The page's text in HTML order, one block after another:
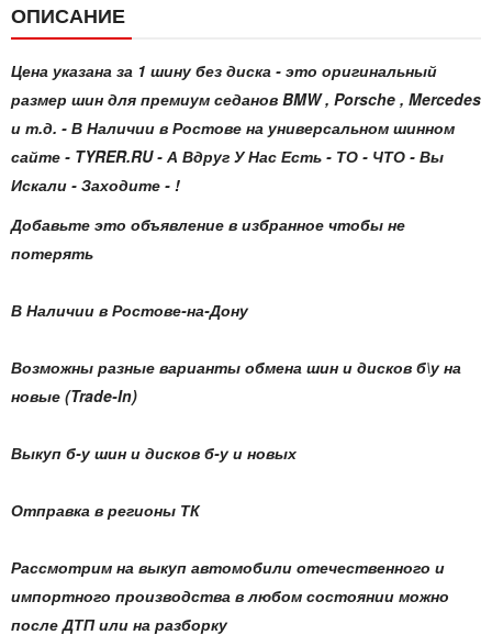
ОПИСАНИЕ
Цена указана за 1 шину без диска - это оригинальный
размер шин для премиум седанов BMW , Porsche , Mercedes
и т.д. - В Наличии в Ростове на универсальном шинном
сайте - TYRER.RU - А Вдруг У Нас Есть - ТО - ЧТО - Вы
Искали - Заходите - !
Добавьте это объявление в избранное чтобы не
потерять
В Наличии в Ростове-на-Дону
Возможны разные варианты обмена шин и дисков б\у на
новые (Trade-In)
Выкуп б-у шин и дисков б-у и новых
Отправка в регионы ТК
Рассмотрим на выкуп автомобили отечественного и
импортного производства в любом состоянии можно
после ДТП или на разборку